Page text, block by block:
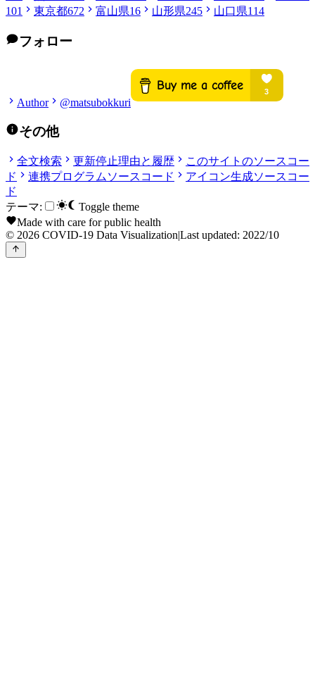
101
東京都672 富山県16 山形県245 山口県114
フォロー
Author @matsubokkuri
その他
全文検索 更新停止理由と履歴
このサイトのソースコー
ド
連携プログラムソースコード
アイコン生成ソースコー
ド
テーマ:
Toggle theme
Made with care for public health
© 2026 COVID-19 Data Visualization|Last updated: 2022/10